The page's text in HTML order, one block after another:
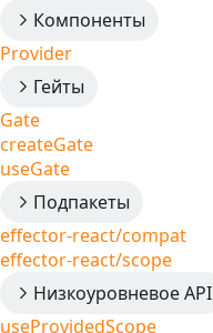
Компоненты
Provider
Гейты
Gate
createGate
useGate
Подпакеты
effector-react/compat
effector-react/scope
Низкоуровневое API
useProvidedScope